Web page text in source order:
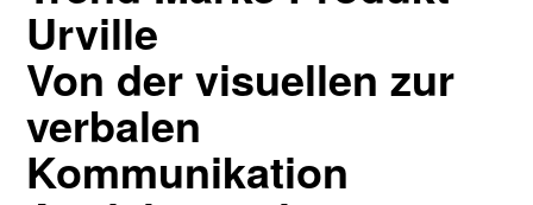
Urville
Von der visuellen zur
verbalen
Kommunikation